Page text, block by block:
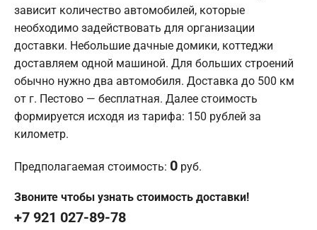
зависит количество автомобилей, которые
необходимо задействовать для организации
доставки. Небольшие дачные домики, коттеджи
доставляем одной машиной. Для больших строений
обычно нужно два автомобиля. Доставка до 500 км
от г. Пестово — бесплатная. Далее стоимость
формируется исходя из тарифа: 150 рублей за
километр.
Предполагаемая стоимость: 0 руб.
Звоните чтобы узнать стоимость доставки!
+7 921 027-89-78